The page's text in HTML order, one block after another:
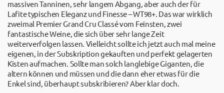
massiven Tanninen, sehr langem Abgang, aber auch der für
Lafite typischen Eleganz und Finesse – WT98+. Das war wirklich
zweimal Premier Grand Cru Classé vom Feinsten, zwei
fantastische Weine, die sich über sehr lange Zeit
weiterverfolgen lassen. Vielleicht sollte ich jetzt auch mal meine
eigenen, in der Subskription gekauften und perfekt gelagerten
Kisten aufmachen. Sollte man solch langlebige Giganten, die
altern können und müssen und die dann eher etwas für die
Enkel sind, überhaupt subskribieren? Aber klar doch.